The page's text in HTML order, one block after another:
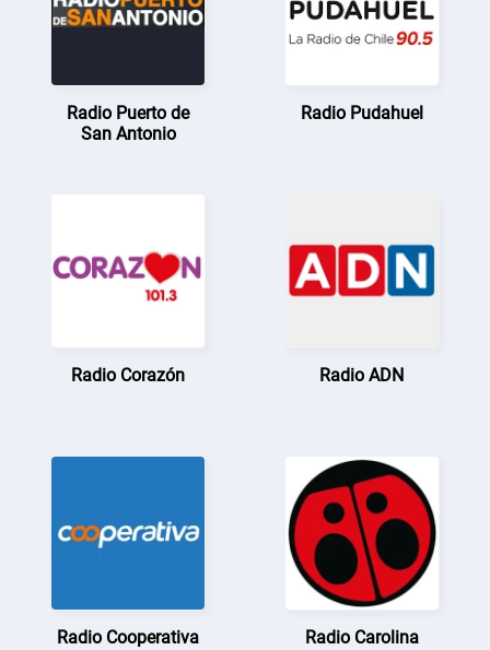
Radio Puerto de
San Antonio
Radio Pudahuel
Radio Corazón Radio ADN
Radio Cooperativa Radio Carolina